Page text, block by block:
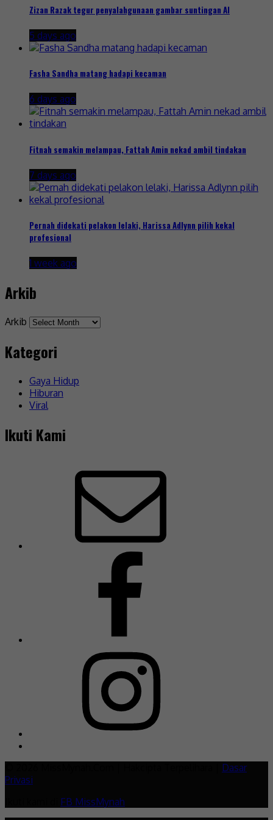
Zizan Razak tegur penyalahgunaan gambar suntingan AI
5 days ago
Fasha Sandha matang hadapi kecaman
6 days ago
Fitnah semakin melampau, Fattah Amin nekad ambil tindakan
7 days ago
Pernah didekati pelakon lelaki, Harissa Adlynn pilih kekal
profesional
1 week ago
Arkib
Arkib
Kategori
Gaya Hidup
Hiburan
Viral
Ikuti Kami
Dasar
Privasi
FB MissMynah